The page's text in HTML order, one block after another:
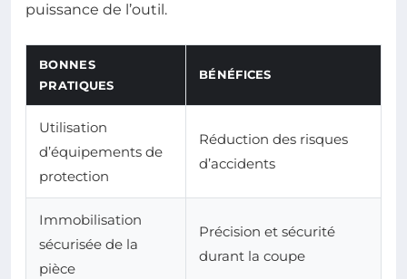
puissance de l’outil.
BONNES
PRATIQUES
BÉNÉFICES
Utilisation
d’équipements de
protection
Réduction des risques
d’accidents
Immobilisation
sécurisée de la
pièce
Précision et sécurité
durant la coupe